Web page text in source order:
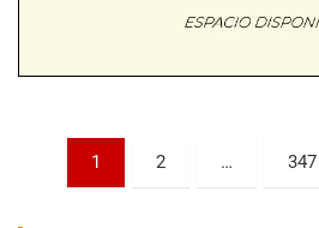
Paginación
1 2 … 347
Trenque Lauquen (Buenos Aires)
Villaguay (Entre Ríos)